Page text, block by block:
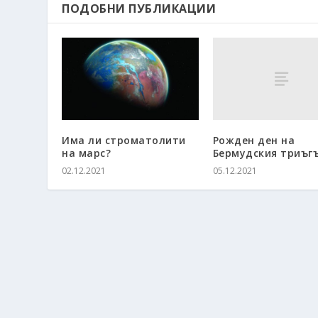
ПОДОБНИ ПУБЛИКАЦИИ
Има ли строматолити
на марс?
02.12.2021
Рожден ден на
Бермудския
05.12.2021